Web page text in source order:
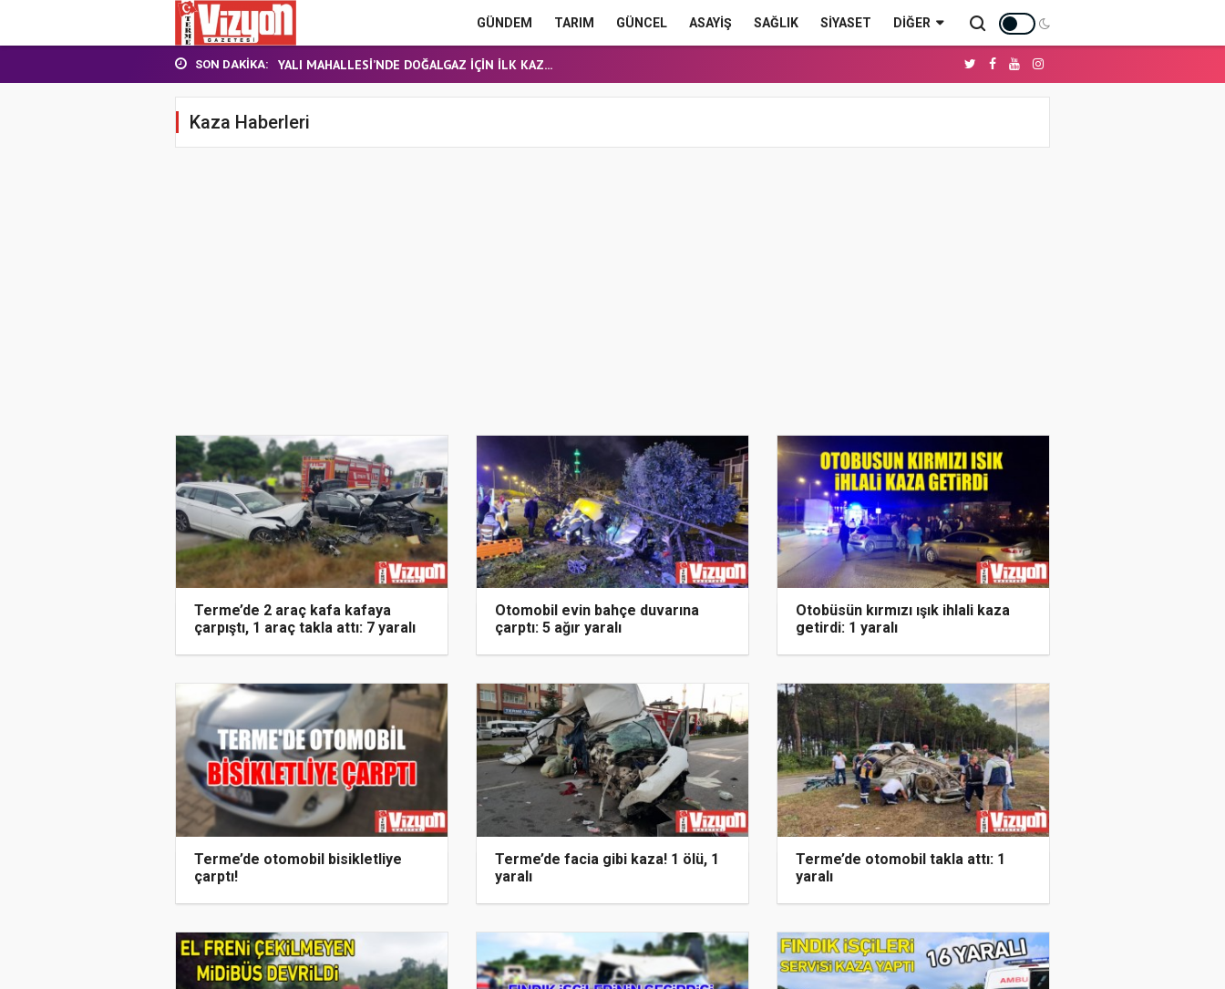
GÜNDEM TARIM GÜNCEL ASAYİŞ SAĞLIK SİYASET DIĞER
SON DAKIKA:
TERME MHP’DE KONGRE HEYECANI
YALI MAHALLESİ’NDE DOĞALGAZ İÇİN İLK KAZ...
Samsun’da özel halk otobüsü devrildi: 21...
BAŞKAN ŞENOL KUL: “TERME'DE YOL YATIRIML...
TERME MHP’DE KONGRE HEYECANI
YALI MAHALLESİ’NDE DOĞALGAZ İÇİN İLK KAZ...
Kaza Haberleri
Terme’de 2 araç kafa kafaya
çarpıştı, 1 araç takla attı: 7 yaralı
Otomobil evin bahçe duvarına
çarptı: 5 ağır yaralı
Otobüsün kırmızı ışık ihlali kaza
getirdi: 1 yaralı
Terme’de otomobil bisikletliye
çarptı!
Terme’de facia gibi kaza! 1 ölü, 1
yaralı
Terme’de otomobil takla attı: 1
yaralı